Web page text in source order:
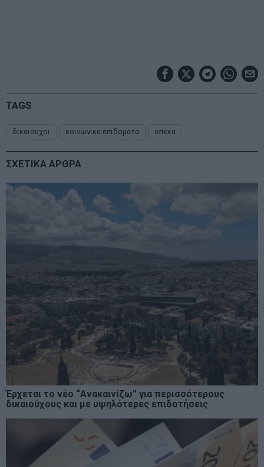
TAGS
δικαιουχοι κοινωνικα επιδοματα οπεκα
ΣΧΕΤΙΚΑ ΑΡΘΡΑ
Έρχεται το νέο “Ανακαινίζω” για περισσότερους
δικαιούχους και με υψηλότερες επιδοτήσεις